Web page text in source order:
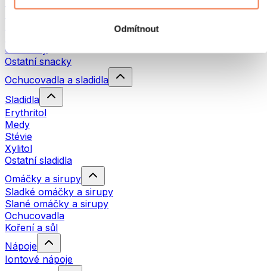
Odmítnout
Proteinové čipsy a krekry
Čokolády
Ostatní snacky
Ochucovadla a sladidla
Sladidla
Erythritol
Medy
Stévie
Xylitol
Ostatní sladidla
Omáčky a sirupy
Sladké omáčky a sirupy
Slané omáčky a sirupy
Ochucovadla
Koření a sůl
Nápoje
Iontové nápoje